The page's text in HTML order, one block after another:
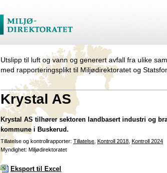
Utslipp til luft og vann og generert avfall fra ulike
med rapporteringsplikt til Miljødirektoratet og
Krystal AS
Krystal AS tilhører sektoren landbasert industri og
kommune i Buskerud.
Tillatelse og kontrollrapporter: Tillatelse Kontroll 2018 Kontroll 2024
Myndighet: Miljødirektoratet
Eksport til Excel